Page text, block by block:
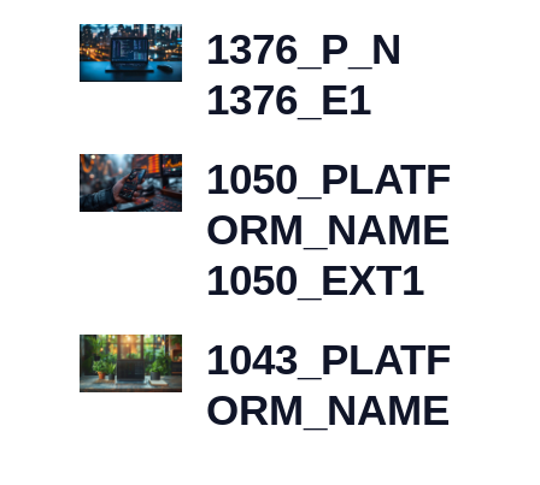
1376_P_N
1376_E1
1050_PLATF
ORM_NAME
1050_EXT1
1043_PLATF
ORM_NAME